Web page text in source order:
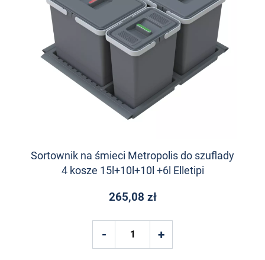
Sortownik na śmieci Metropolis do szuflady
4 kosze 15l+10l+10l +6l Elletipi
265,08 zł